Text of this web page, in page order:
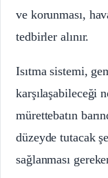
ve korunması,
tedbirler alınır.
Isıtma sistemi,
karşılaşabileceği
mürettebatın
düzeyde tutacak
sağlanması